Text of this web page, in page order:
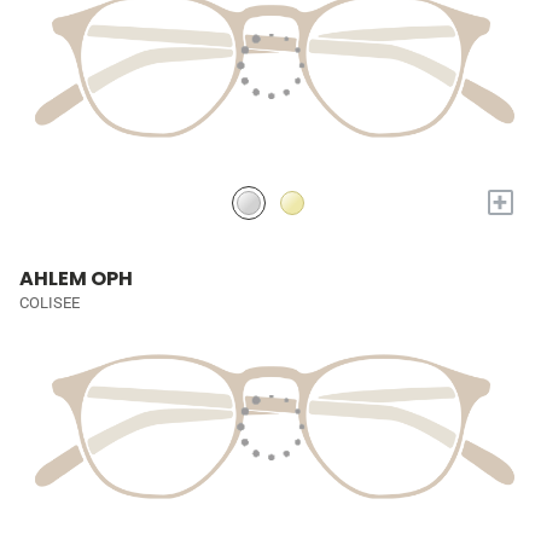
+
AHLEM OPH
COLISEE